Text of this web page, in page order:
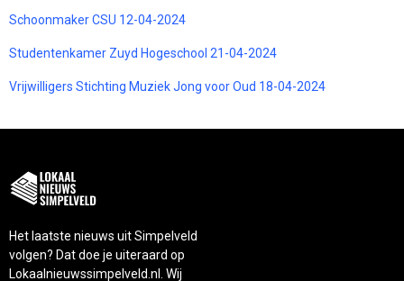
Schoonmaker CSU 12-04-2024
Studentenkamer Zuyd Hogeschool 21-04-2024
Vrijwilligers Stichting Muziek Jong voor Oud 18-04-2024
Het laatste nieuws uit Simpelveld
volgen? Dat doe je uiteraard op
Lokaalnieuwssimpelveld.nl. Wij